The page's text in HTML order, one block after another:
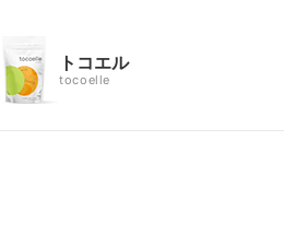
トコエル
tocoelle